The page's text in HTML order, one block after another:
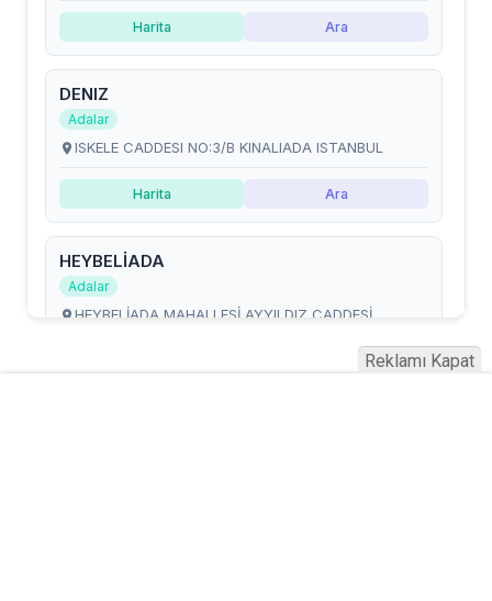
Reklamı Kapat